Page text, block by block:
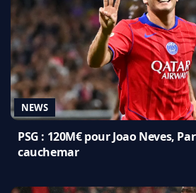
NEWS
PSG : 120M€ pour Joao Neves,
cauchemar